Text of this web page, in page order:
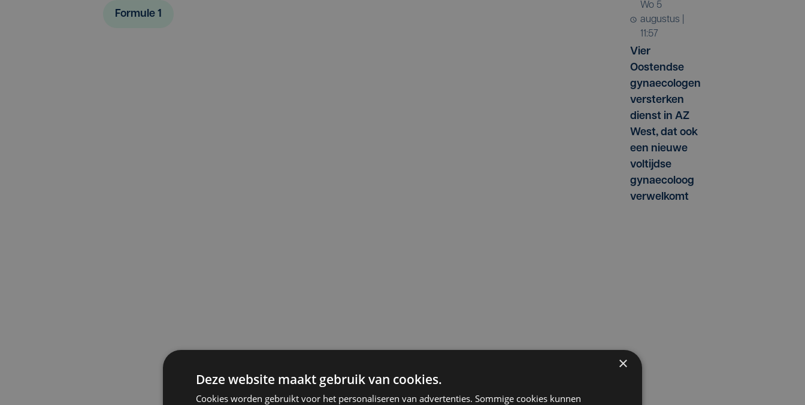
Formule 1
wo 5
augustus |
11:57
Vier
Oostendse
gynaecologen
versterken
dienst in AZ
West, dat ook
een nieuwe
voltijdse
gynaecoloog
verwelkomt
×
Deze website maakt gebruik van cookies.
Cookies worden gebruikt voor het personaliseren van advertenties. Sommige cookies kunnen